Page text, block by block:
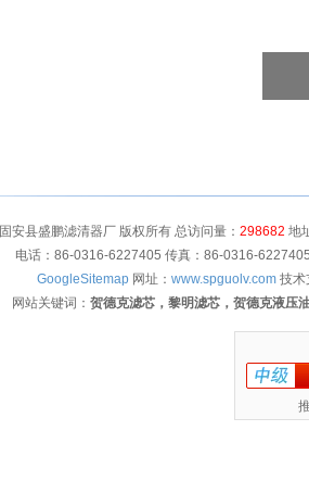
固安县盛鹏滤清器厂 版权所有 总访问量： 298682 地
电话：86-0316-6227405 传真：86-0316-
GoogleSitemap 网址： www.spguolv.com 技术
网站关键词： 贺德克滤芯，黎明滤芯，贺德克液压